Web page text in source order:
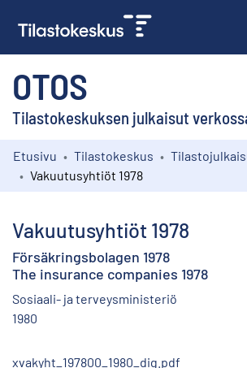
OTOS
Tilastokeskuksen julkaisut
Kokoelmat
Etusivu Tilastokeskus
Vakuutusyhtiöt 1978
Vakuutusyhtiöt 1978
Försäkringsbolagen 1978
The insurance companies 1978
Sosiaali- ja terveysministeriö
1980
xvakyht_197800_1980_dig.pdf